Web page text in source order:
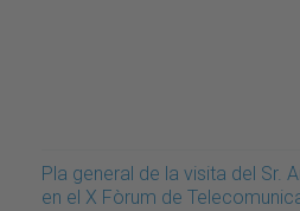
Pla general de la visita del Sr.
en el X Fòrum de